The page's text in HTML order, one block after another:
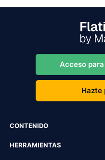
Acceso
Hazte
CONTENIDO
HERRAMIENTAS